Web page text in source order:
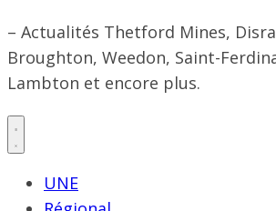
– Actualités Thetford Mines,
Broughton, Weedon, Saint-
Lambton et encore plus.
UNE